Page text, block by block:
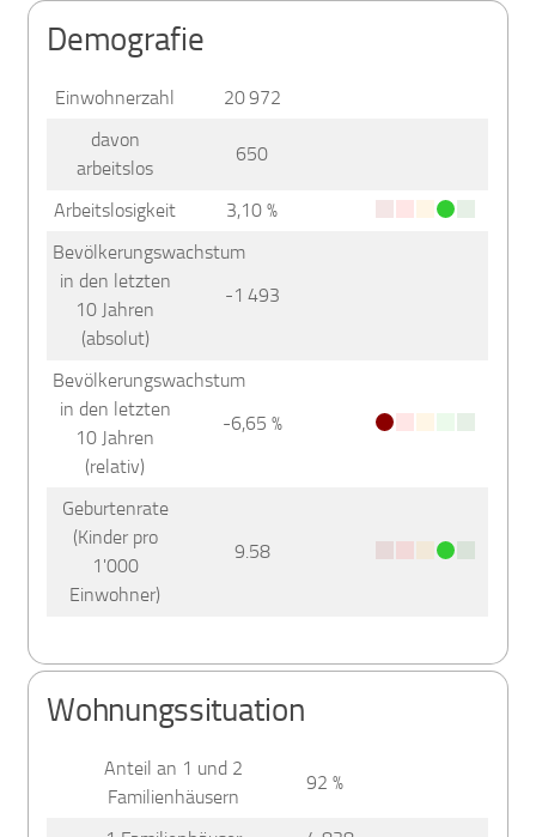
Demografie
Einwohnerzahl
20 972
davon
arbeitslos
650
Arbeitslosigkeit
3,10 %
Bevölkerungswachstum
in den letzten
10 Jahren
(absolut)
-1 493
Bevölkerungswachstum
in den letzten
10 Jahren
(relativ)
-6,65 %
Geburtenrate
(Kinder pro
1'000
Einwohner)
9.58
Wohnungssituation
Anteil an 1 und 2
Familienhäusern
92 %